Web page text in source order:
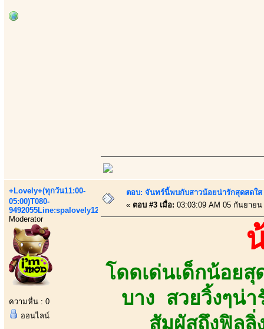
+Lovely+(ทุกวัน11:00-
05:00)T080-
9492055Line:spalovely123
Moderator
ความหื่น : 0
ออนไลน์
ตอบ: จันทร์นี้พบกับสาวน้อยน่ารักสุดสดใส
« ตอบ #3 เมื่อ: 03:03:09 AM 05 กันยายน
โดดเด่นเด็กน้อย
บาง สวยวิ้งๆน่